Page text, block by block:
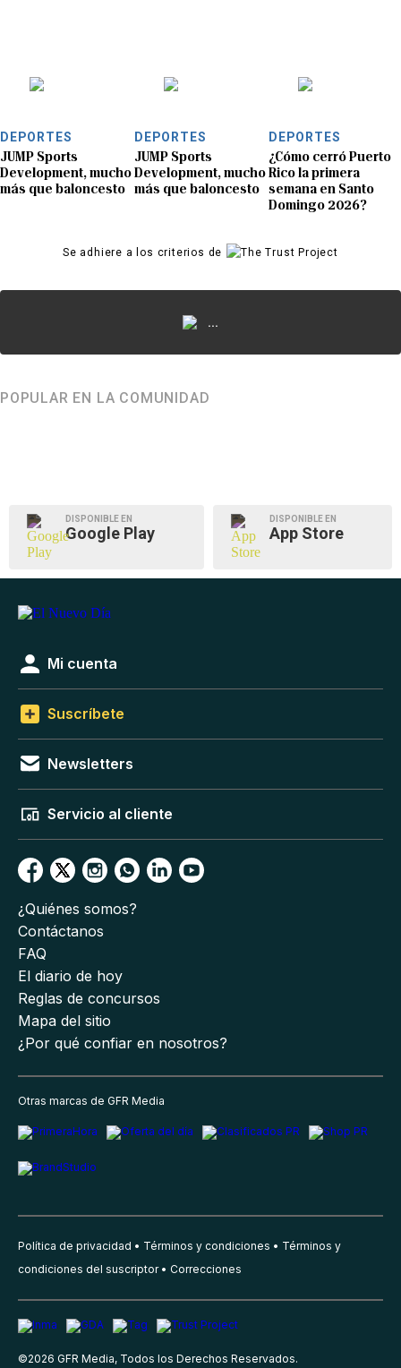
DEPORTES
JUMP Sports
Development, mucho
más que baloncesto
DEPORTES
JUMP Sports
Development, mucho
más que baloncesto
DEPORTES
¿Cómo cerró Puerto
Rico la primera
semana en Santo
Domingo 2026?
Se adhiere a los criterios de
...
POPULAR EN LA COMUNIDAD
DISPONIBLE EN
Google Play
DISPONIBLE EN
App Store
Mi cuenta
Suscríbete
Newsletters
Servicio al cliente
¿Quiénes somos?
Contáctanos
FAQ
El diario de hoy
Reglas de concursos
Mapa del sitio
¿Por qué confiar en nosotros?
Otras marcas de GFR Media
Política de privacidad Términos y condiciones
Términos y
condiciones del suscriptor
Correcciones
©2026 GFR Media, Todos los Derechos Reservados.